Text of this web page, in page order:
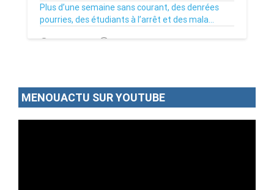
Plus d’une semaine sans courant, des denrées
pourries, des étudiants à l’arrêt et des mala...
02/07/26 Par MenouActu 0
MENOUACTU SUR YOUTUBE